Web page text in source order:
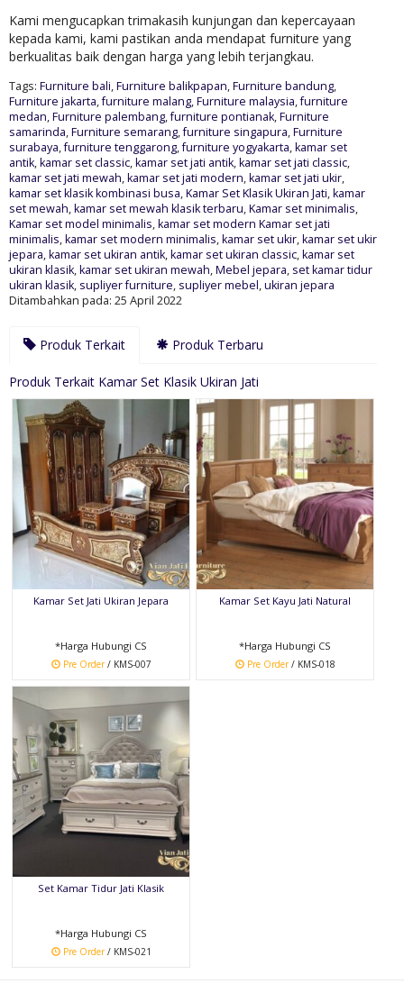
Kami mengucapkan trimakasih kunjungan dan kepercayaan
kepada kami, kami pastikan anda mendapat furniture yang
berkualitas baik dengan harga yang lebih terjangkau.
Tags: Furniture bali,Furniture balikpapan,Furniture bandung,
Furniture jakarta,furniture malang,Furniture malaysia,furniture
medan,Furniture palembang,furniture pontianak,Furniture
samarinda,Furniture semarang,furniture singapura,Furniture
surabaya,furniture tenggarong,furniture yogyakarta,kamar set
antik,kamar set classic,kamar set jati antik,kamar set jati classic,
kamar set jati mewah,kamar set jati modern,kamar set jati ukir,
kamar set klasik kombinasi busa,Kamar Set Klasik Ukiran Jati,kamar
set mewah,kamar set mewah klasik terbaru,Kamar set minimalis,
Kamar set model minimalis,kamar set modern Kamar set jati
minimalis,kamar set modern minimalis,kamar set ukir,kamar set ukir
jepara,kamar set ukiran antik,kamar set ukiran classic,kamar set
ukiran klasik,kamar set ukiran mewah,Mebel jepara, set kamar tidur
ukiran klasik, supliyer furniture, supliyer mebel,ukiran jepara
Ditambahkan pada: 25 April 2022
Produk Terkait Produk Terbaru
Produk Terkait Kamar Set Klasik Ukiran Jati
Kamar Set Jati Ukiran Jepara
*Harga Hubungi CS
Pre Order/ KMS-007
Kamar Set Kayu Jati Natural
*Harga Hubungi CS
Pre Order/ KMS-018
Set Kamar Tidur Jati Klasik
*Harga Hubungi CS
Pre Order/ KMS-021